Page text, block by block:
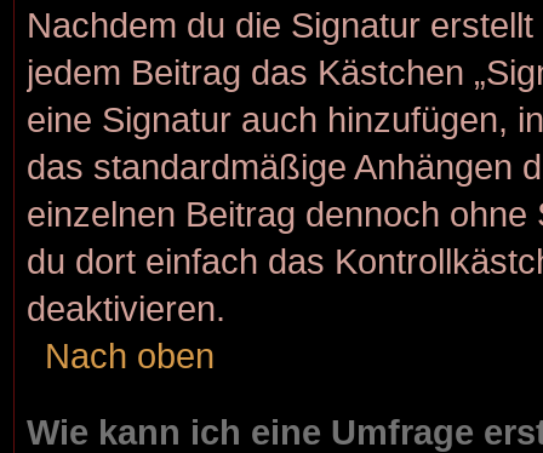
Nachdem du die Signatur
jedem Beitrag das Kästchen
eine Signatur auch hinzufügen,
das standardmäßige Anhängen
einzelnen Beitrag dennoch
du dort einfach das
deaktivieren.
Nach oben
Wie kann ich eine Umfrage